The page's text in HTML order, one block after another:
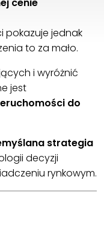
cenie
pokazuje jednak
to za mało.
i wyróżnić
jest
do
strategia
decyzji
rynkowym.